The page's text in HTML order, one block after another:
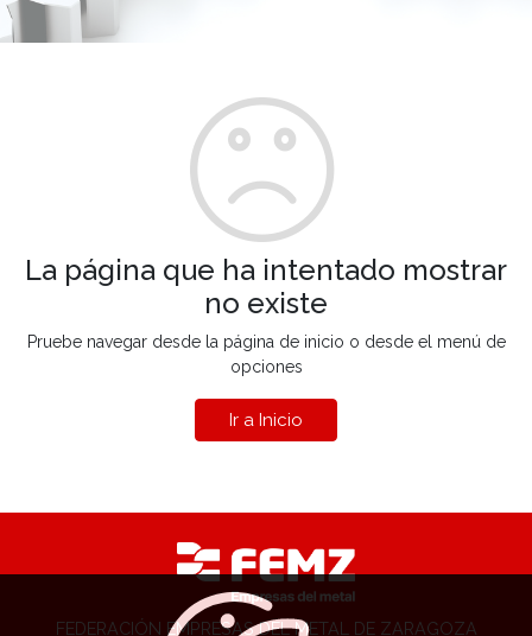
La página que ha intentado mostrar
no existe
Pruebe navegar desde la página de inicio o desde el menú de
opciones
Ir a Inicio
FEDERACIÓN EMPRESAS DEL METAL DE ZARAGOZA